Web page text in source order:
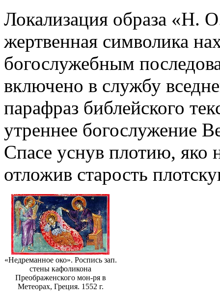
Локализация образа «Н.
жертвенная символика
богослужебным
включено в службу
парафраз библейского
утреннее богослужение
Спасе уснув плотию, яко
отложив старость
«Недреманное око». Роспись зап.
стены кафоликона
Преображенского мон-ря в
Метеорах, Греция. 1552 г.